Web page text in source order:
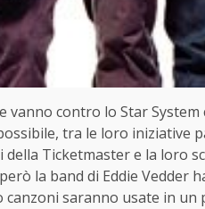
vanno contro lo Star
tra le loro iniziative
Ticketmaster e la loro
la band di Eddie Vedder
canzoni saranno usate in un